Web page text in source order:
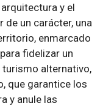
y el
un carácter, una
enmarcado
fidelizar un
alternativo,
que garantice los
y anule las